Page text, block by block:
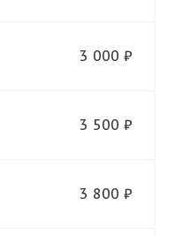
3 000 ₽
3 500 ₽
3 800 ₽